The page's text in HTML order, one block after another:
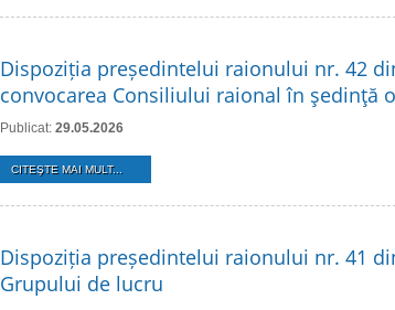
Dispoziția președintelui raionului nr. 42
convocarea Consiliului raional în şedinţă
Publicat: 29.05.2026
CITEŞTE MAI MULT...
Dispoziția președintelui raionului nr. 41
Grupului de lucru